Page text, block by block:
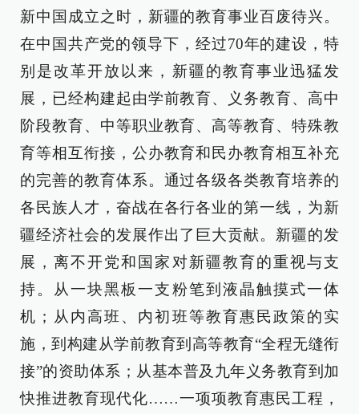
新中国成立之时，新疆的教育事业百废待兴。
在中国共产党的领导下，经过70年的建设，特
别是改革开放以来，新疆的教育事业迅猛发
展，已经构建起由学前教育、义务教育、高中
阶段教育、中等职业教育、高等教育、特殊教
育等相互衔接，公办教育和民办教育相互补充
的完善的教育体系。通过各级各类教育培养的
各民族人才，奋战在各行各业的第一线，为新
疆经济社会的发展作出了巨大贡献。新疆的发
展，离不开党和国家对新疆教育的重视与支
持。从一块黑板一支粉笔到液晶触摸式一体
机；从内高班、内初班等教育惠民政策的实
施，到构建从学前教育到高等教育“全程无缝衔
接”的资助体系；从基本普及九年义务教育到加
快推进教育现代化……一项项教育惠民工程，